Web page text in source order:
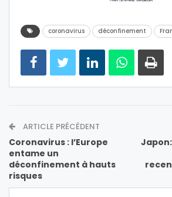
coronavirus déconfinement
ARTICLE PRÉCÉDENT
Coronavirus : l’Europe
entame un
déconfinement à hauts
risques